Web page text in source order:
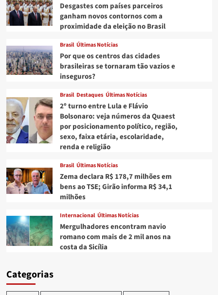
Desgastes com países parceiros
ganham novos contornos com a
proximidade da eleição no Brasil
Brasil Últimas Notícias
Por que os centros das cidades
brasileiras se tornaram tão vazios e
inseguros?
Brasil Destaques Últimas Notícias
2º turno entre Lula e Flávio
Bolsonaro: veja números da Quaest
por posicionamento político, região,
sexo, faixa etária, escolaridade,
renda e religião
Brasil Últimas Notícias
Zema declara R$ 178,7 milhões em
bens ao TSE; Girão informa R$ 34,1
milhões
Internacional Últimas Notícias
Mergulhadores encontram navio
romano com mais de 2 mil anos na
costa da Sicília
Categorias